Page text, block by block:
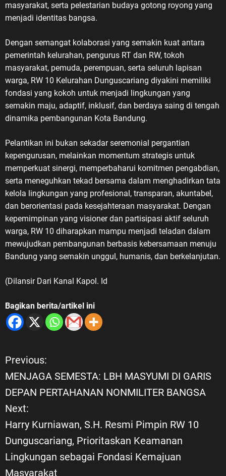
masyarakat, serta pelestarian budaya gotong royong yang
menjadi identitas bangsa.
Dengan semangat kolaborasi yang semakin kuat antara
pemerintah kelurahan, pengurus RT dan RW, tokoh
masyarakat, pemuda, perempuan, serta seluruh lapisan
warga, RW 10 Kelurahan Dunguscariang diyakini memiliki
fondasi yang kokoh untuk menjadi lingkungan yang
semakin maju, adaptif, inklusif, dan berdaya saing di tengah
dinamika pembangunan Kota Bandung.
Pelantikan ini bukan sekadar seremonial pergantian
kepengurusan, melainkan momentum strategis untuk
memperkuat sinergi, memperbaharui komitmen pengabdian,
serta meneguhkan tekad bersama dalam menghadirkan tata
kelola lingkungan yang profesional, transparan, akuntabel,
dan berorientasi pada kesejahteraan masyarakat. Dengan
kepemimpinan yang visioner dan partisipasi aktif seluruh
warga, RW 10 diharapkan mampu menjadi teladan dalam
mewujudkan pembangunan berbasis kebersamaan menuju
Bandung yang semakin unggul, humanis, dan berkelanjutan.
(Dilansir Dari Kanal Kapol. Id
Bagikan berita/artikel ini
N
a
v
i
g
Previous:
MENJAGA SEMESTA: LBH MASYUMI DI GARIS
DEPAN PERTAHANAN NONMILITER BANGSA
Next:
Harry Kurniawan, S.H. Resmi Pimpin RW 10
Dunguscariang, Prioritaskan Keamanan
Lingkungan sebagai Fondasi Kemajuan
Masyarakat